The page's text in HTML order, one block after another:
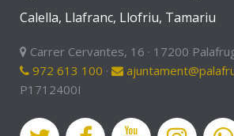
Calella, Llafranc, Llofriu, Tamariu
Carrer Cervantes, 16 · 17200
972 613 100 ·
P1712400I